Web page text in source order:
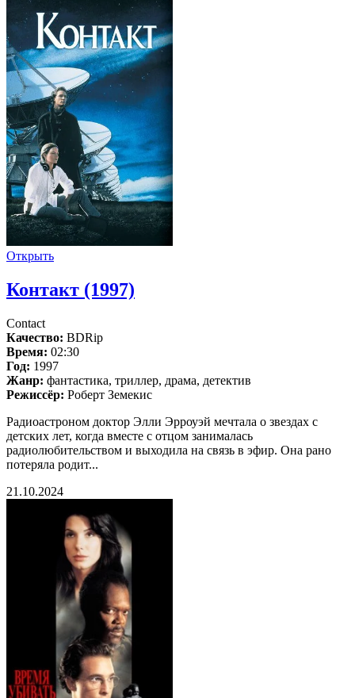
Открыть
Контакт (1997)
Contact
Качество: BDRip
Время: 02:30
Год: 1997
Жанр: фантастика, триллер, драма, детектив
Режиссёр: Роберт Земекис
Радиоастроном доктор Элли Эрроуэй мечтала о звездах с
детских лет, когда вместе с отцом занималась
радиолюбительством и выходила на связь в эфир. Она рано
потеряла родит...
21.10.2024